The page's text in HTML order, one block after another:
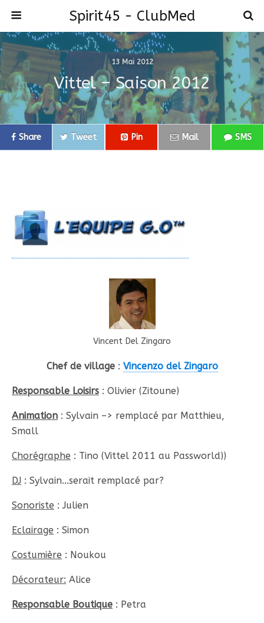
Spirit45 - ClubMed
13 Mai 2012
Vittel – Saison 2012
Share Tweet Pin Mail SMS
Vincent Del Zingaro
Chef de village: Vincenzo del Zingaro
Responsable Loisirs : Olivier (Zitoune)
Animation : Sylvain –> remplacé par Matthieu,
Small
Chorégraphe : Tino (Vittel 2011 au Passworld))
DJ : Sylvain…serait remplacé par?
Sonoriste : Julien
Eclairage : Simon
Costumière : Noukou
Décorateur: Alice
Responsable Boutique : Petra